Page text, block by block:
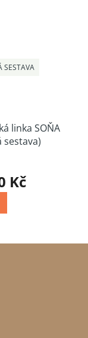
SESTAVA
linka SOŇA
sestava)
Kč